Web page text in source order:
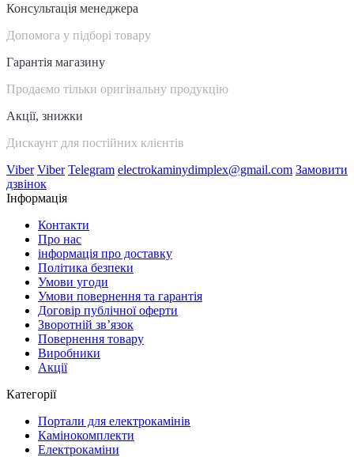
Консультація менеджера
Допомога у підборі товару
Гарантія магазину
Продаємо тільки оригінальну продукцію
Акції, знижки
Дискаунт для постійних клієнтів
Viber Viber Telegram electrokaminydimplex@gmail.com Замовити
дзвінок
Інформація
Контакти
Про нас
інформація про доставку
Політика безпеки
Умови угоди
Умови повернення та гарантія
Договір публічної оферти
Зворотній зв’язок
Повернення товару
Виробники
Акції
Категорії
Портали для електрокамінів
Камінокомплекти
Електрокаміни